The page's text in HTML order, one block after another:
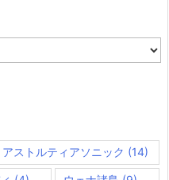
アストルティアソニック (14)